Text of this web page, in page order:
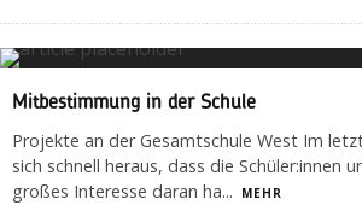
Mitbestimmung in der Schule
Projekte an der Gesamtschule West Im
sich schnell heraus, dass die Schüler:innen
großes Interesse daran ha... MEHR